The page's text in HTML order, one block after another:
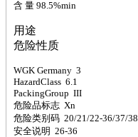
萘
铌
脲
镍
宁
铍
嘌呤
其它
铅
含 量 98.5%min
用途
危险性质
WGK Germany 3
HazardClass 6.1
PackingGroup III
危险品标志 Xn
危险类别码 20/21/22-36/37/38
安全说明 26-36